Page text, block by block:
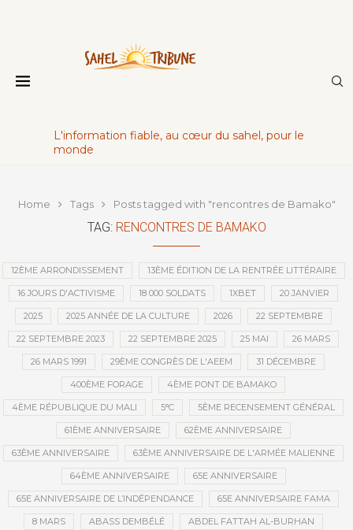
L'information fiable, au cœur du sahel, pour le
monde
Home Tags Posts tagged with "rencontres de Bamako"
TAG: RENCONTRES DE BAMAKO
12ÈME ARRONDISSEMENT 13ÈME ÉDITION DE LA RENTRÉE LITTÉRAIRE
16 JOURS D'ACTIVISME 18 000 SOLDATS 1XBET 20 JANVIER
2025 2025 ANNÉE DE LA CULTURE 2026 22 SEPTEMBRE
22 SEPTEMBRE 2023 22 SEPTEMBRE 2025 25 MAI 26 MARS
26 MARS 1991 29ÈME CONGRÈS DE L'AEEM 31 DÉCEMBRE
400ÈME FORAGE 4ÈME PONT DE BAMAKO
4ÈME RÉPUBLIQUE DU MALI 5°C 5ÈME RECENSEMENT GÉNÉRAL
61ÈME ANNIVERSAIRE 62ÈME ANNIVERSAIRE
63ÈME ANNIVERSAIRE 63ÈME ANNIVERSAIRE DE L'ARMÉE MALIENNE
64ÈME ANNIVERSAIRE 65E ANNIVERSAIRE
65E ANNIVERSAIRE DE L’INDÉPENDANCE 65E ANNIVERSAIRE FAMA
8 MARS ABASS DEMBÉLÉ ABDEL FATTAH AL-BURHAN